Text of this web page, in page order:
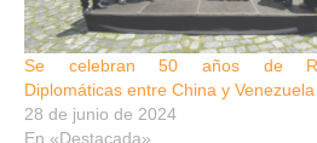
Se celebran 50 años de
Diplomáticas entre China y Venezuela
28 de junio de 2024
En «Destacada»